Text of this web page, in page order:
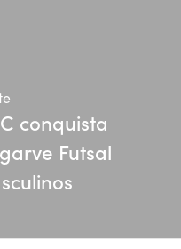
conquista
Futsal